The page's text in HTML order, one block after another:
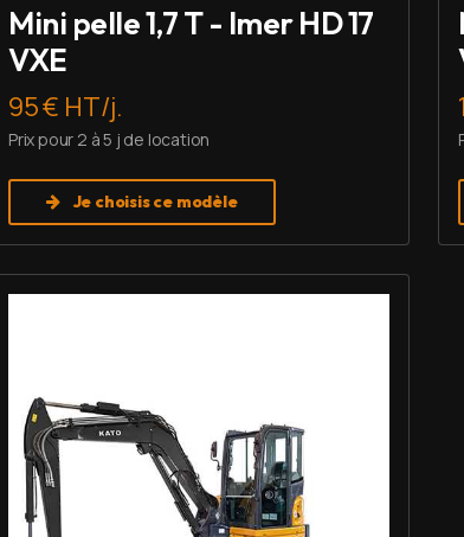
Mini pelle 1,7 T - Imer HD 17
VXE
95 € HT/j.
Prix pour 2 à 5 j de location
Je choisis ce modèle
Louer Mini pelle 6 T - Imer HD 60 V5